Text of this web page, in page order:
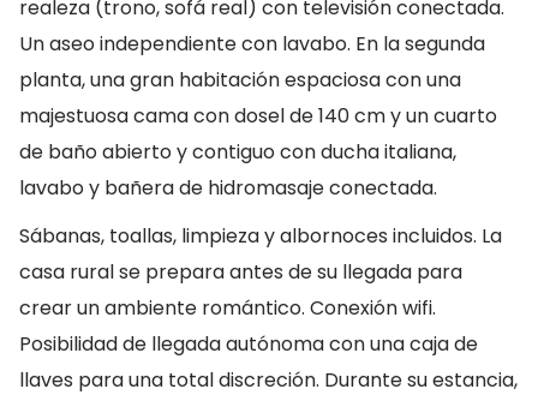
realeza (trono, sofá real) con televisión conectada.
Un aseo independiente con lavabo. En la segunda
planta, una gran habitación espaciosa con una
majestuosa cama con dosel de 140 cm y un cuarto
de baño abierto y contiguo con ducha italiana,
lavabo y bañera de hidromasaje conectada.
Sábanas, toallas, limpieza y albornoces incluidos. La
casa rural se prepara antes de su llegada para
crear un ambiente romántico. Conexión wifi.
Posibilidad de llegada autónoma con una caja de
llaves para una total discreción. Durante su estancia,